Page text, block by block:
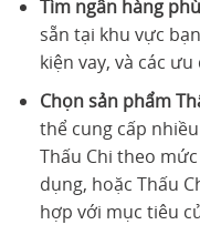
Tìm ngân hàng
sẵn tại khu vực
kiện vay, và các ưu
Chọn sản phẩm
thể cung cấp
Thấu Chi theo
dụng, hoặc Thấu
hợp với mục tiêu